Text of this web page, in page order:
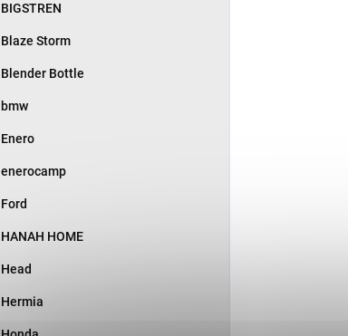
BIGSTREN
Blaze Storm
Blender Bottle
bmw
Enero
enerocamp
Ford
HANAH HOME
Head
Hermia